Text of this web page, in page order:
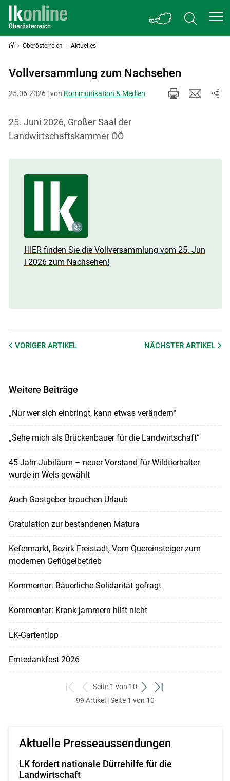
Oberösterreich Aktuelles
Vollversammlung zum Nachsehen
25.06.2026 | von Kommunikation & Medien
25. Juni 2026, Großer Saal der
Landwirtschaftskammer OÖ
HIER finden Sie die Vollversammlung vom 25. Jun
i 2026 zum Nachsehen!
VORIGER ARTIKEL NÄCHSTERARTIKEL
Weitere Beiträge
„Nur wer sich einbringt, kann etwas verändern“
„Sehe mich als Brückenbauer für die Landwirtschaft“
45-Jahr-Jubiläum – neuer Vorstand für Wildtierhalter
wurde in Wels gewählt
Auch Gastgeber brauchen Urlaub
Gratulation zur bestandenen Matura
Kefermarkt, Bezirk Freistadt, Vom Quereinsteiger zum
modernen Geflügelbetrieb
Kommentar: Bäuerliche Solidarität gefragt
Kommentar: Krank jammern hilft nicht
LK-Gartentipp
Erntedankfest 2026
zum
ersten
zurück
zum
Seite 1 von 10
weiter
zum
zum
99 Artikel | Seite 1 von 10
Aktuelle Presseaussendungen
LK fordert nationale Dürrehilfe für die
Landwirtschaft